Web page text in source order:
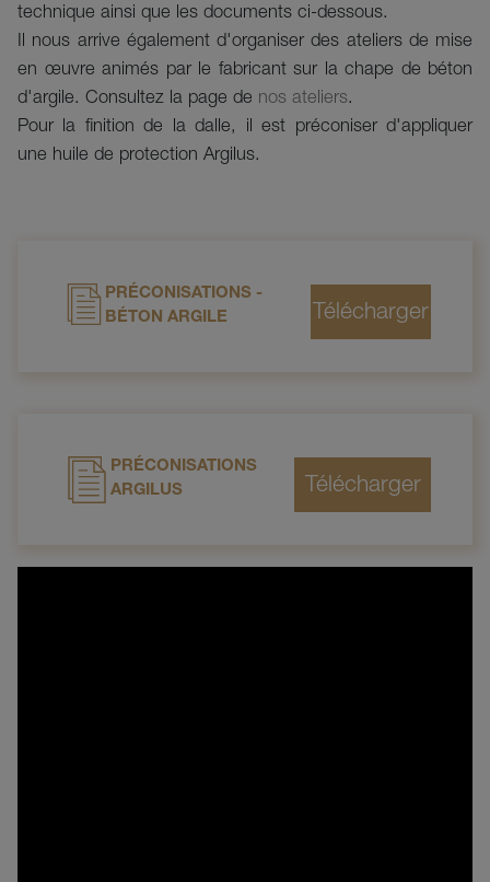
technique ainsi que les documents ci-dessous.
Il nous arrive également d'organiser des ateliers de mise
en œuvre animés par le fabricant sur la chape de béton
d'argile. Consultez la page de nos ateliers.
Pour la finition de la dalle, il est préconiser d'appliquer
une huile de protection Argilus.
PRÉCONISATIONS -
BÉTON ARGILE
PRÉCONISATIONS
ARGILUS